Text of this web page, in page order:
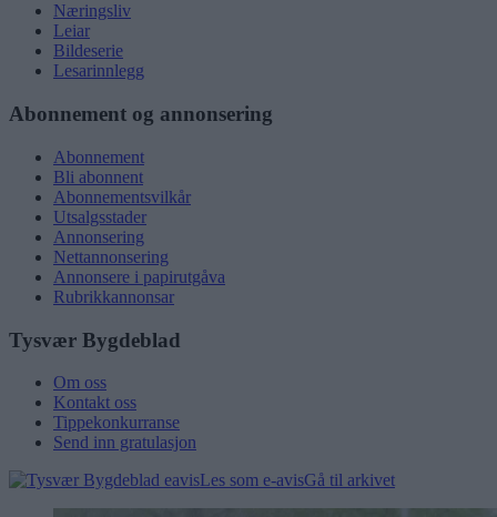
Næringsliv
Leiar
Bildeserie
Lesarinnlegg
Abonnement og annonsering
Abonnement
Bli abonnent
Abonnementsvilkår
Utsalgsstader
Annonsering
Nettannonsering
Annonsere i papirutgåva
Rubrikkannonsar
Tysvær Bygdeblad
Om oss
Kontakt oss
Tippekonkurranse
Send inn gratulasjon
Les som e-avisGå til arkivet